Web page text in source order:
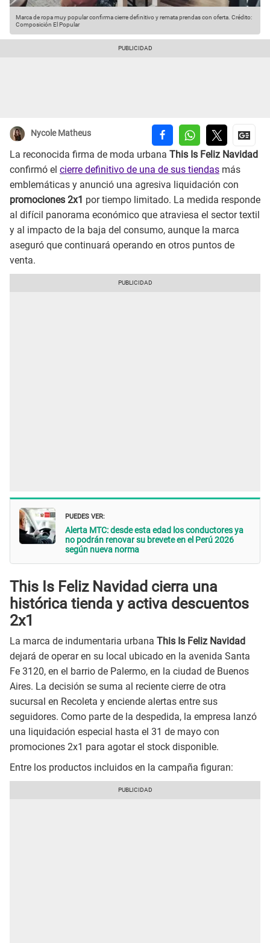
Marca de ropa muy popular confirma cierre definitivo y remata prendas con oferta. Crédito:
Composición El Popular
Nycole Matheus
La reconocida firma de moda urbana This Is Feliz Navidad
confirmó el cierre definitivo de una de sus tiendas más
emblemáticas y anunció una agresiva liquidación con
promociones 2x1 por tiempo limitado. La medida responde
al difícil panorama económico que atraviesa el sector textil
y al impacto de la baja del consumo, aunque la marca
aseguró que continuará operando en otros puntos de
venta.
PUEDES VER:
Alerta MTC: desde esta edad los conductores ya
no podrán renovar su brevete en el Perú 2026
según nueva norma
This Is Feliz Navidad cierra una
histórica tienda y activa descuentos
2x1
La marca de indumentaria urbana This Is Feliz Navidad
dejará de operar en su local ubicado en la avenida Santa
Fe 3120, en el barrio de Palermo, en la ciudad de Buenos
Aires. La decisión se suma al reciente cierre de otra
sucursal en Recoleta y enciende alertas entre sus
seguidores. Como parte de la despedida, la empresa lanzó
una liquidación especial hasta el 31 de mayo con
promociones 2x1 para agotar el stock disponible.
Entre los productos incluidos en la campaña figuran: